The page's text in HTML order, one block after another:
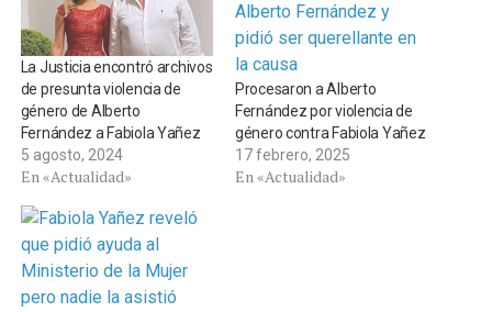
La Justicia encontró archivos
de presunta violencia de
género de Alberto
Fernández a Fabiola Yañez
5 agosto, 2024
En «Actualidad»
Procesaron a Alberto
Fernández por violencia de
género contra Fabiola Yañez
17 febrero, 2025
En «Actualidad»